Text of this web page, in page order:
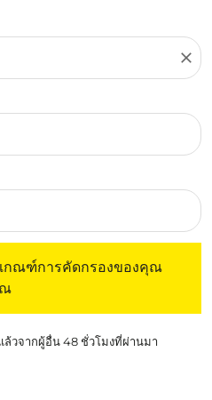
close
กณฑ์การคัดกรองของคุณ
ณ
วจากผู้อื่น 48 ชั่วโมงที่ผ่านมา